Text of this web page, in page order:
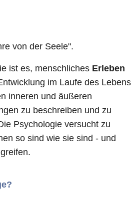
von der Seele".
ist es, menschliches Erleben
im Laufe des Lebens
inneren und äußeren
zu beschreiben und zu
Psychologie versucht zu
so sind wie sie sind - und